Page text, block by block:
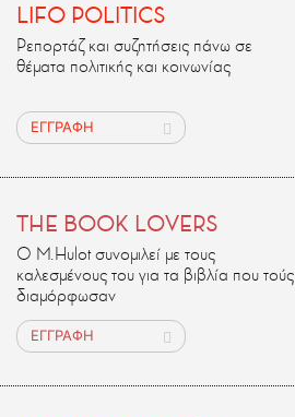
LIFO POLITICS
Ρεπορτάζ και συζητήσεις πάνω σε
θέματα πολιτικής και κοινωνίας
ΕΓΓΡΑΦΗ
THE BOOK LOVERS
Ο M.Ηulot συνομιλεί με τους
καλεσμένους του για τα βιβλία που τούς
διαμόρφωσαν
ΕΓΓΡΑΦΗ